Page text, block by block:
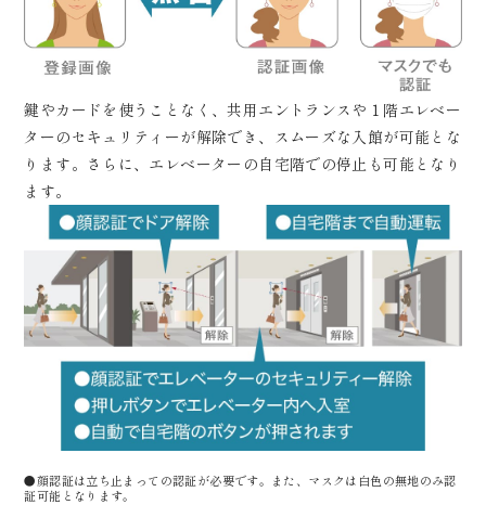
鍵やカードを使うことなく、共用エントランスや１階エレベー
ターのセキュリティーが解除でき、スムーズな入館が可能とな
ります。さらに、エレベーターの自宅階での停止も可能となり
ます。
●顔認証は立ち止まっての認証が必要です。また、マスクは白色の無地のみ認
証可能となります。